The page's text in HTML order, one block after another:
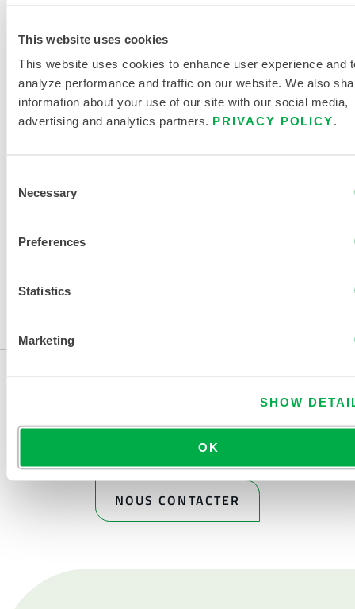
This website uses cookies
This website uses cookies to enhance user experience and
analyze performance and traffic on our website. We also
information about your use of our site with our social media,
advertising and analytics partners. PRIVACY POLICY.
Selection
Necessary
Preferences
Statistics
Marketing
SHOW
OK
TABLEAU DES TAILLES DES
VÊTEMENTS JETABLES ET
MEXIQUE.
NOUS CONTACTER